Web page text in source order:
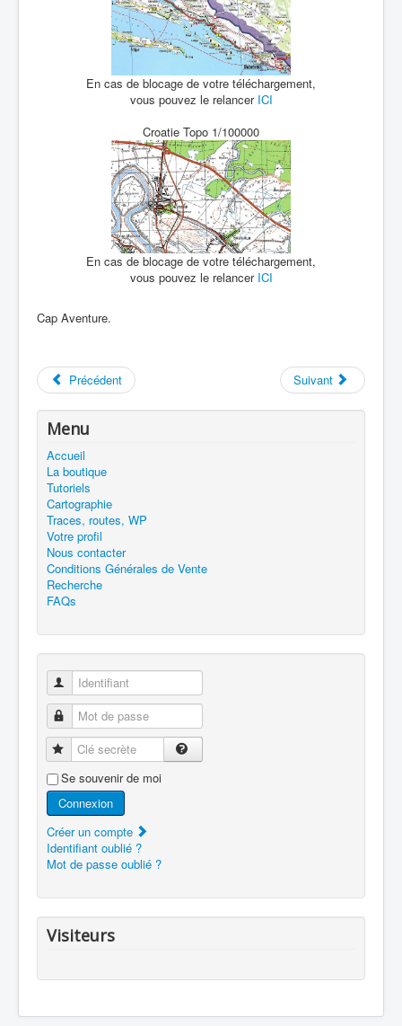
En cas de blocage de votre téléchargement,
vous pouvez le relancer ICI
Croatie Topo 1/100000
En cas de blocage de votre téléchargement,
vous pouvez le relancer ICI
Cap Aventure.
Précédent Suivant
Menu
Accueil
La boutique
Tutoriels
Cartographie
Traces, routes, WP
Votre profil
Nous contacter
Conditions Générales de Vente
Recherche
FAQs
Identifiant
Mot de passe
Clé secrète
Se souvenir de moi
Connexion
Créer un compte
Identifiant oublié ?
Mot de passe oublié ?
Visiteurs